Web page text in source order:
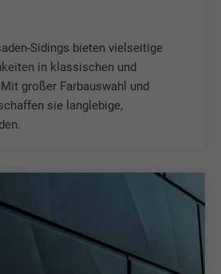
Sidings bieten vielseitige
in klassischen und
großer Farbauswahl und
sie langlebige,